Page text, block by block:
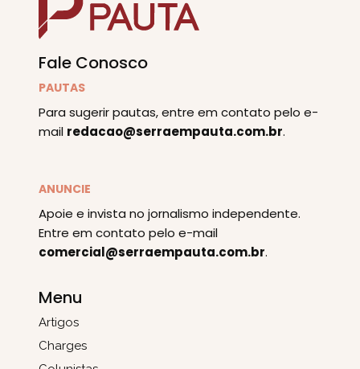
Fale Conosco
PAUTAS
Para sugerir pautas, entre em contato pelo e-
mail redacao@serraempauta.com.br.
ANUNCIE
Apoie e invista no jornalismo independente.
Entre em contato pelo e-mail
comercial@serraempauta.com.br.
Menu
Artigos
Charges